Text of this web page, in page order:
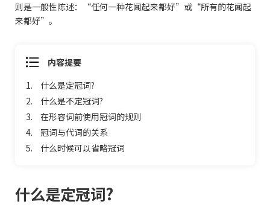
则是一般性陈述：“任何一种花闻起来都好”或“所有的花闻起
来都好”。
内容提要
1.
什么是定冠词?
2.
什么是不定冠词?
3.
在形容词前使用冠词的规则
4.
冠词与代词的关系
5.
什么时候可以省略冠词
什么是定冠词?